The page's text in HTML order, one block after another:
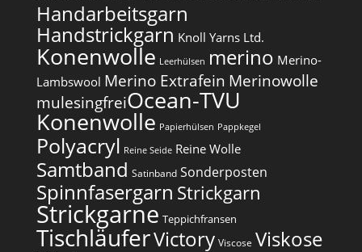
Handarbeitsgarn
Handstrickgarn Knoll Yarns Ltd.
Konenwolle Leerhülsen merino Merino-
Lambswool Merino Extrafein Merinowolle
mulesingfrei​Ocean-TVU
Konenwolle Papierhülsen Pappkegel
Polyacryl Reine Seide Reine Wolle
Samtband Satinband Sonderposten
Spinnfasergarn Strickgarn
Strickgarne Teppichfransen
TischläuferVictory Viscose Viskose